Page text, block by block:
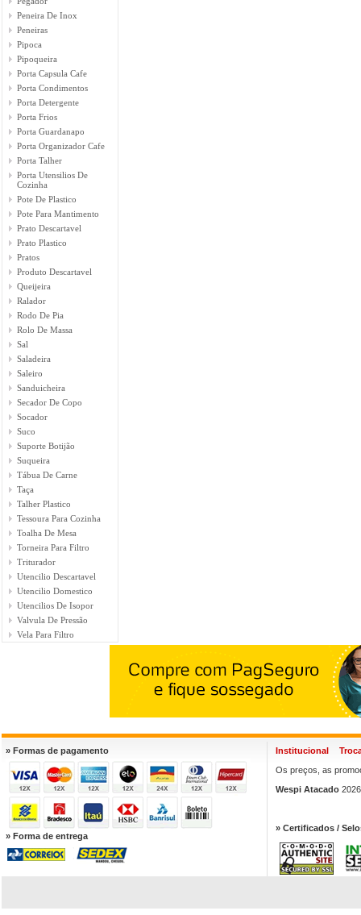
Peneira De Inox
Peneiras
Pipoca
Pipoqueira
Porta Capsula Cafe
Porta Condimentos
Porta Detergente
Porta Frios
Porta Guardanapo
Porta Organizador Cafe
Porta Talher
Porta Utensilios De
Cozinha
Pote De Plastico
Pote Para Mantimento
Prato Descartavel
Prato Plastico
Pratos
Produto Descartavel
Queijeira
Ralador
Rodo De Pia
Rolo De Massa
Sal
Saladeira
Saleiro
Sanduicheira
Secador De Copo
Socador
Suco
Suporte Botijão
Suqueira
Tábua De Carne
Taça
Talher Plastico
Tessoura Para Cozinha
Toalha De Mesa
Torneira Para Filtro
Triturador
Utencilio Descartavel
Utencilio Domestico
Utencilios De Isopor
Valvula De Pressão
Vela Para Filtro
» Formas de pagamento
» Forma de entrega
Institucional
Os preços, as
Wespi Atacado
» Certificados /